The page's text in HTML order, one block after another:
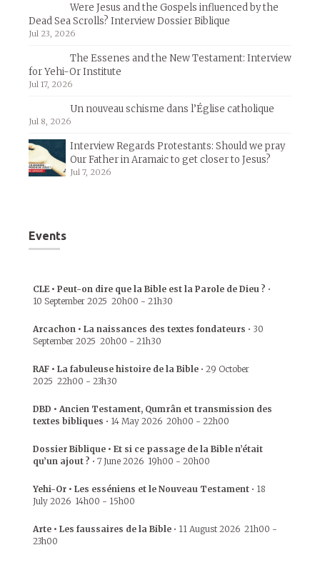
Were Jesus and the Gospels influenced by the
Dead Sea Scrolls? Interview Dossier Biblique
Jul 23, 2026
The Essenes and the New Testament: Interview
for Yehi-Or Institute
Jul 17, 2026
Un nouveau schisme dans l’Église catholique
Jul 8, 2026
Interview Regards Protestants: Should we pray
Our Father in Aramaic to get closer to Jesus?
Jul 7, 2026
Events
CLE • Peut-on dire que la Bible est la Parole de Dieu ? •
10 September 2025 20h00 - 21h30
Arcachon • La naissances des textes fondateurs • 30
September 2025 20h00 - 21h30
RAF • La fabuleuse histoire de la Bible • 29 October
2025 22h00 - 23h30
DBD • Ancien Testament, Qumrân et transmission des
textes bibliques • 14 May 2026 20h00 - 22h00
Dossier Biblique • Et si ce passage de la Bible n’était
qu’un ajout ? • 7 June 2026 19h00 - 20h00
Yehi-Or • Les esséniens et le Nouveau Testament • 18
July 2026 14h00 - 15h00
Arte • Les faussaires de la Bible • 11 August 2026 21h00 -
23h00